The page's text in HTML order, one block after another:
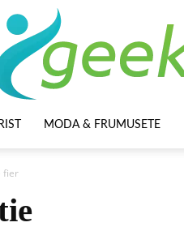
MODA & FRUMUSETE
fier